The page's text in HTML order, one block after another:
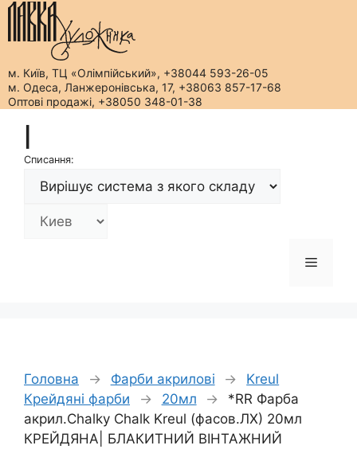
м. Київ, ТЦ «Олімпійський», +38044 593-26-05
м. Одеса, Ланжеронівська, 17, +38063 857-17-68
Оптові продажі, +38050 348-01-38
вмістуСписання:
Меню
Головна → Фарби акрилові →
Kreul
Крейдяні фарби
→ 20мл →
*RR Фарба
акрил.Chalky Chalk Kreul (фасов.ЛХ) 20мл
КРЕЙДЯНА| БЛАКИТНИЙ ВІНТАЖНИЙ